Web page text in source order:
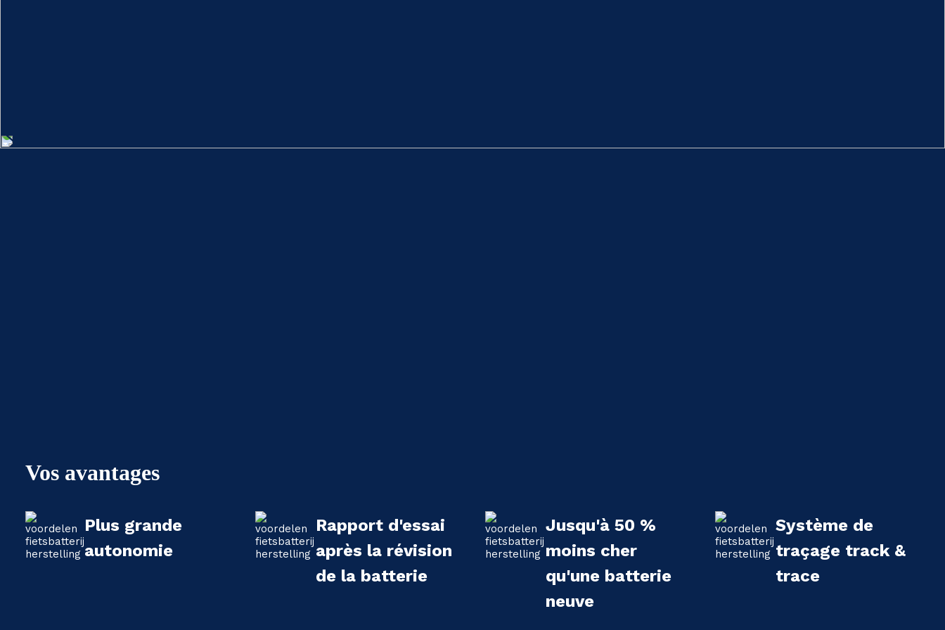
Vos avantages
Plus grande
autonomie
Rapport d'essai
après la révision
de la batterie
Jusqu'à 50 %
moins cher
qu'une batterie
neuve
Système de
traçage track &
trace